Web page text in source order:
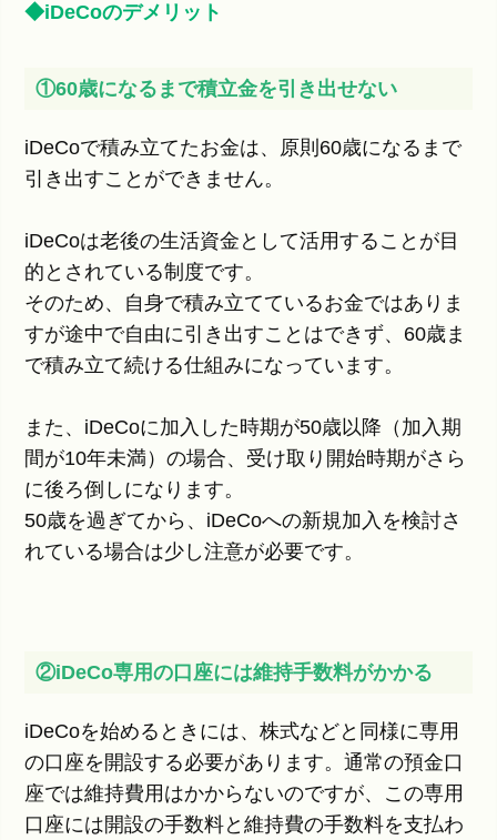
◆iDeCoのデメリット
①60歳になるまで積立金を引き出せない
iDeCoで積み立てたお金は、原則60歳になるまで
引き出すことができません。
iDeCoは老後の生活資金として活用することが目
的とされている制度です。
そのため、自身で積み立てているお金ではありま
すが途中で自由に引き出すことはできず、60歳ま
で積み立て続ける仕組みになっています。
また、iDeCoに加入した時期が50歳以降（加入期
間が10年未満）の場合、受け取り開始時期がさら
に後ろ倒しになります。
50歳を過ぎてから、iDeCoへの新規加入を検討さ
れている場合は少し注意が必要です。
②iDeCo専用の口座には維持手数料がかかる
iDeCoを始めるときには、株式などと同様に専用
の口座を開設する必要があります。通常の預金口
座では維持費用はかからないのですが、この専用
口座には開設の手数料と維持費の手数料を支払わ